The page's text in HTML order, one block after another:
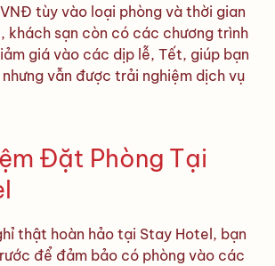
tùy vào loại phòng và thời gian
khách sạn còn có các chương trình
giá vào các dịp lễ, Tết, giúp bạn
vẫn được trải nghiệm dịch vụ
Đặt Phòng Tại
thật hoàn hảo tại Stay Hotel, bạn
để đảm bảo có phòng vào các